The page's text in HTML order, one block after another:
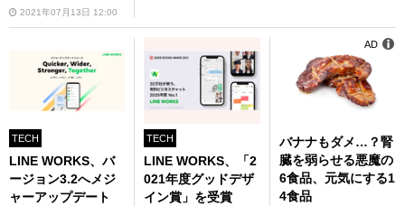
2021年07月13日 12:00
TECH
LINE WORKS、バ
ージョン3.2へメジ
ャーアップデート
TECH
LINE WORKS、「2
021年度グッドデザ
イン賞」を受賞
バナナもダメ…？腎
臓を弱らせる悪魔の
6食品、元気にする1
4食品
AD